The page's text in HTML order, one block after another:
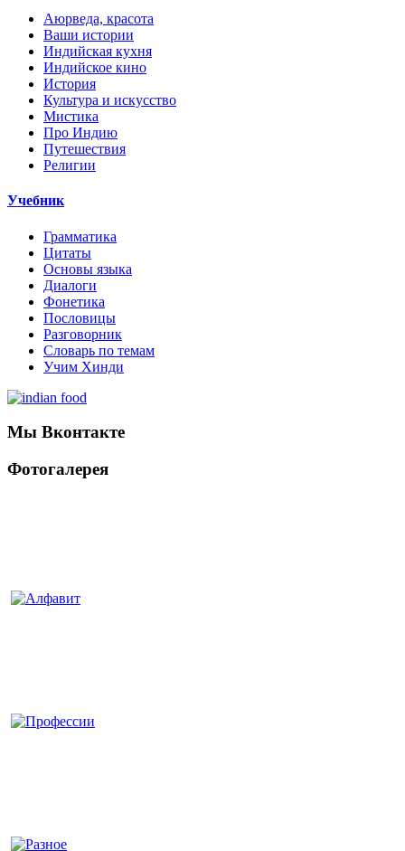
Аюрведа, красота
Ваши истории
Индийская кухня
Индийское кино
История
Культура и искусство
Мистика
Про Индию
Путешествия
Религии
Учебник
Грамматика
Цитаты
Основы языка
Диалоги
Фонетика
Пословицы
Разговорник
Словарь по темам
Учим Хинди
Мы Вконтакте
Фотогалерея